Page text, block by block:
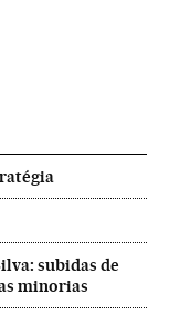
subidas de
minorias